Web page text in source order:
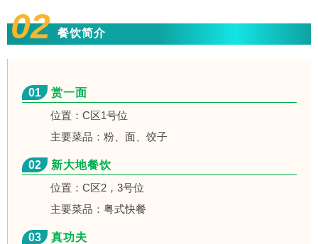
02 餐饮简介
01
赏一面
位置：C区1号位
主要菜品：粉、面、饺子
02
新大地餐饮
位置：C区2，3号位
主要菜品：粤式快餐
03
真功夫